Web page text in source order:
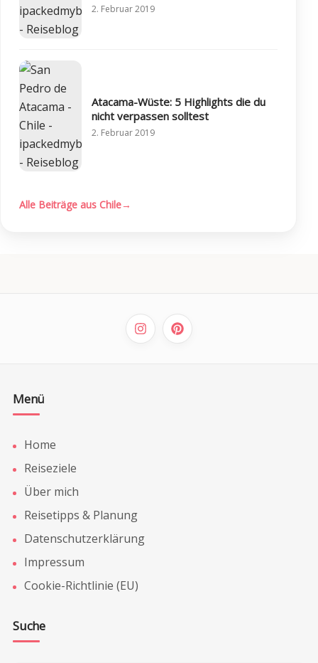
2. Februar 2019
Atacama-Wüste: 5 Highlights die du
nicht verpassen solltest
2. Februar 2019
Alle Beiträge aus Chile→
Menü
Home
Reiseziele
Über mich
Reisetipps & Planung
Datenschutzerklärung
Impressum
Cookie-Richtlinie (EU)
Suche